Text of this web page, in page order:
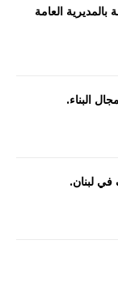
العامة
البناء.
في لبنان.